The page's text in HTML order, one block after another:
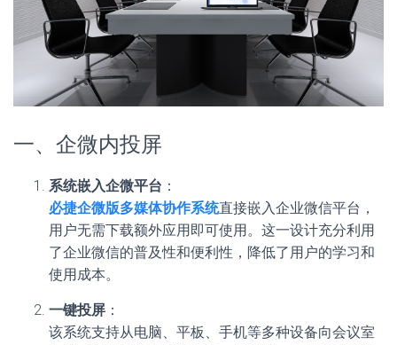
一、企微内投屏
系统嵌入企微平台 ：
必捷企微版多媒体协作系统直接嵌入企业微信平台，
用户无需下载额外应用即可使用。这一设计充分利用
了企业微信的普及性和便利性，降低了用户的学习和
使用成本。
一键投屏 ：
该系统支持从电脑、平板、手机等多种设备向会议室